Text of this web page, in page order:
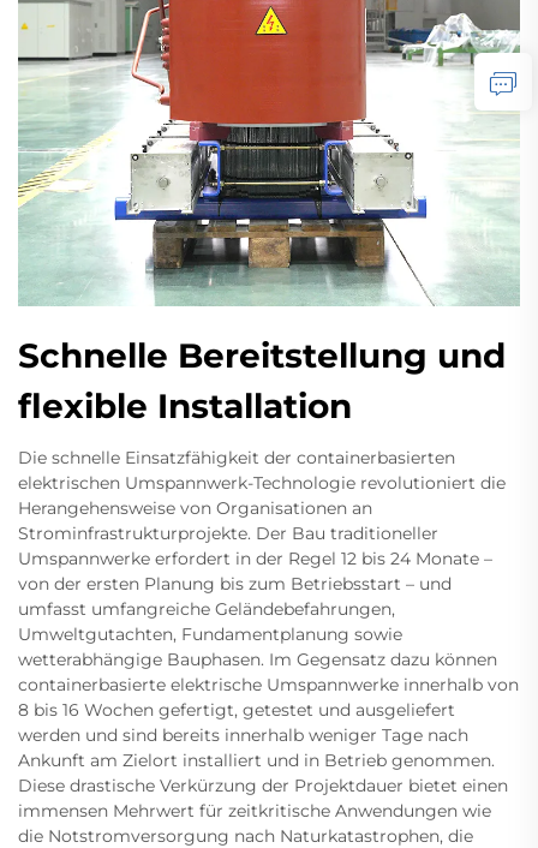
Schnelle Bereitstellung und
flexible Installation
Die schnelle Einsatzfähigkeit der containerbasierten
elektrischen Umspannwerk-Technologie revolutioniert die
Herangehensweise von Organisationen an
Strominfrastrukturprojekte. Der Bau traditioneller
Umspannwerke erfordert in der Regel 12 bis 24 Monate –
von der ersten Planung bis zum Betriebsstart – und
umfasst umfangreiche Geländebefahrungen,
Umweltgutachten, Fundamentplanung sowie
wetterabhängige Bauphasen. Im Gegensatz dazu können
containerbasierte elektrische Umspannwerke innerhalb von
8 bis 16 Wochen gefertigt, getestet und ausgeliefert
werden und sind bereits innerhalb weniger Tage nach
Ankunft am Zielort installiert und in Betrieb genommen.
Diese drastische Verkürzung der Projektdauer bietet einen
immensen Mehrwert für zeitkritische Anwendungen wie
die Notstromversorgung nach Naturkatastrophen, die